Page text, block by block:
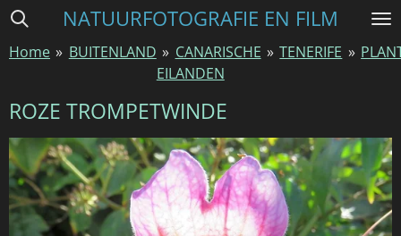
Ga
naar
hoofdinhoud
NATUURFOTOGRAFIE EN FILM
Home » BUITENLAND » CANARISCHE
EILANDEN
» TENERIFE »
ROZE TROMPETWINDE